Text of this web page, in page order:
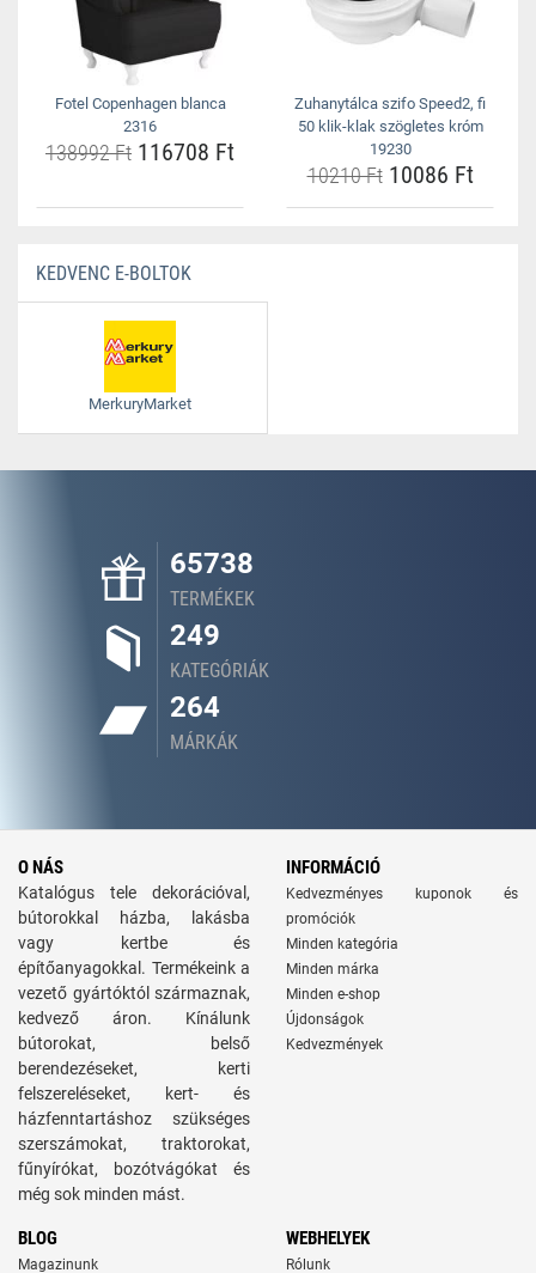
Fotel Copenhagen blanca
2316
138992 Ft 116708 Ft
Zuhanytálca szifo Speed2, fi
50 klik-klak szögletes króm
19230
10210 Ft10086 Ft
KEDVENC E-BOLTOK
MerkuryMarket
65738
TERMÉKEK
249
KATEGÓRIÁK
264
MÁRKÁK
O NÁS
Katalógus tele dekorációval,
bútorokkal házba, lakásba
vagy kertbe és
építőanyagokkal. Termékeink a
vezető gyártóktól származnak,
kedvező áron. Kínálunk
bútorokat, belső
berendezéseket, kerti
felszereléseket, kert- és
házfenntartáshoz szükséges
szerszámokat, traktorokat,
fűnyírókat, bozótvágókat és
még sok minden mást.
INFORMÁCIÓ
Kedvezményes kuponok és
promóciók
Minden kategória
Minden márka
Minden e-shop
Újdonságok
Kedvezmények
BLOG
Magazinunk
WEBHELYEK
Rólunk